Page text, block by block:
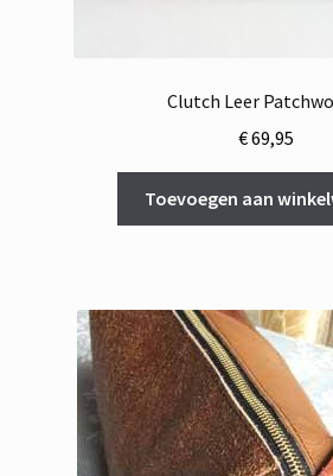
Clutch Leer
€69,95
Toevoegen aan